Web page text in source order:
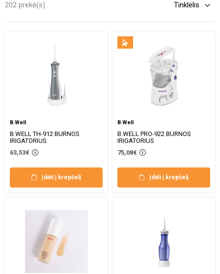
202 prekė(s)
B.Well
B.WELL TH-912 BURNOS
IRIGATORIUS
63,53€
Įdėti į krepšelį
B.Well
B.WELL PRO-922 BURNOS
IRIGATORIUS
75,08€
Įdėti į krepšelį